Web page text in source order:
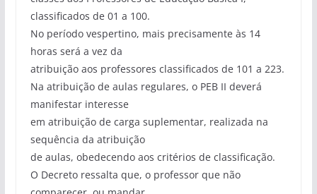
classificados de 01 a 100.
No período vespertino, mais precisamente às 14
horas será a vez da
atribuição aos professores classificados de 101 a 223.
Na atribuição de aulas regulares, o PEB II deverá
manifestar interesse
em atribuição de carga suplementar, realizada na
sequência da atribuição
de aulas, obedecendo aos critérios de classificação.
O Decreto ressalta que, o professor que não